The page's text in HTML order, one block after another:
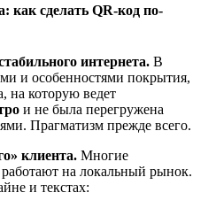
как сделать QR-код по-
интернета. В
и особенностями покрытия,
на которую ведет
и не была перегружена
Прагматизм прежде всего.
клиента. Многие
на локальный рынок.
и текстах: